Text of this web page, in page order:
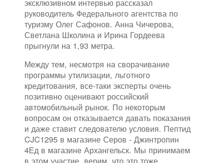
эксклюзивном интервью рассказал
руководитель Федерального агентства по
туризму Олег Сафонов. Анна Чичерова,
Светлана Школина и Ирина Гордеева
прыгнули на 1,93 метра.
Между тем, несмотря на сворачивание
программы утилизации, льготного
кредитования, все-таки эксперты очень
позитивно оценивают российский
автомобильный рынок. По некоторым
вопросам он отказывается давать показания
и даже ставит следователю условия. Пептид
CJC1295 в магазине Серов - Джинтропин
4Ед в магазине Архангельск. Мы принимаем
в этом участие, верим, что это тоже